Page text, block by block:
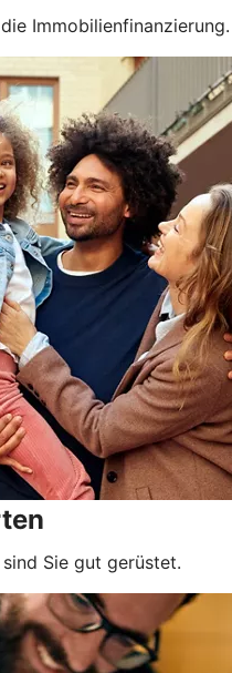
Immobilienfinanzierung.
Sie gut gerüstet.